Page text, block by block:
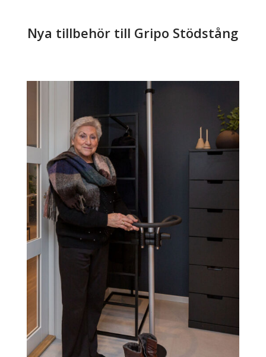
Nya tillbehör till Gripo Stödstång